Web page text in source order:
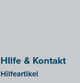
HIlfe & Kontakt
Hilfeartikel